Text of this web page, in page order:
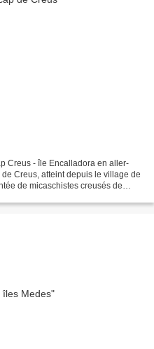
Creus - île Encalladora en aller-
Creus, atteint depuis le village de
de micaschistes creusés de